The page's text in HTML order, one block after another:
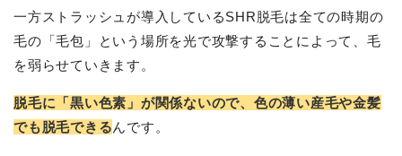
一方ストラッシュが導入しているSHR脱毛は全ての時期の
毛の「毛包」という場所を光で攻撃することによって、毛
を弱らせていきます。
脱毛に「黒い色素」が関係ないので、色の薄い産毛や金髪
でも脱毛できるんです。